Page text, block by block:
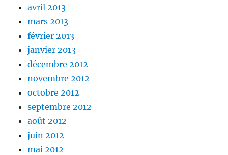
avril 2013
mars 2013
février 2013
janvier 2013
décembre 2012
novembre 2012
octobre 2012
septembre 2012
août 2012
juin 2012
mai 2012